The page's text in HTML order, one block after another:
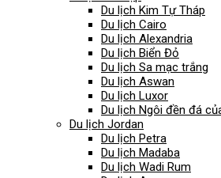
Du lịch Kim Tự Tháp
Du lịch Cairo
Du lịch Alexandria
Du lịch Biển Đỏ
Du lịch Sa mạc trắng
Du lịch Aswan
Du lịch Luxor
Du lịch Ngôi đền đá
Du lịch Jordan
Du lịch Petra
Du lịch Madaba
Du lịch Wadi Rum